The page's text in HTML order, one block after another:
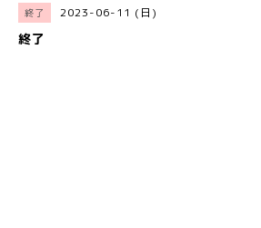
終了 2023-06-11 (日)
終了